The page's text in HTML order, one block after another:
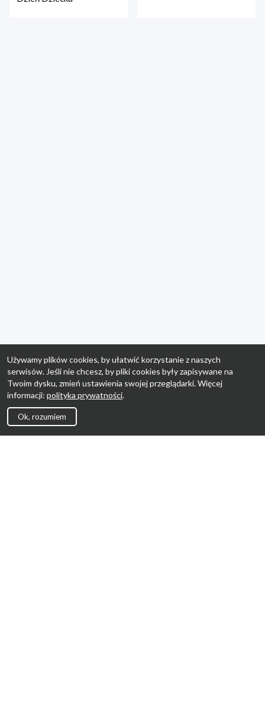
Używamy plików cookies, by ułatwić korzystanie z naszych
serwisów. Jeśli nie chcesz, by pliki cookies były zapisywane na
Twoim dysku, zmień ustawienia swojej przeglądarki. Więcej
informacji: polityka prywatności.
Ok, rozumiem